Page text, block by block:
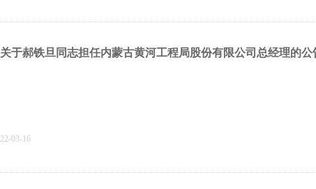
关于郝铁旦同志担任内蒙古黄河工程局股份有限公司总经理的公
22-03-16